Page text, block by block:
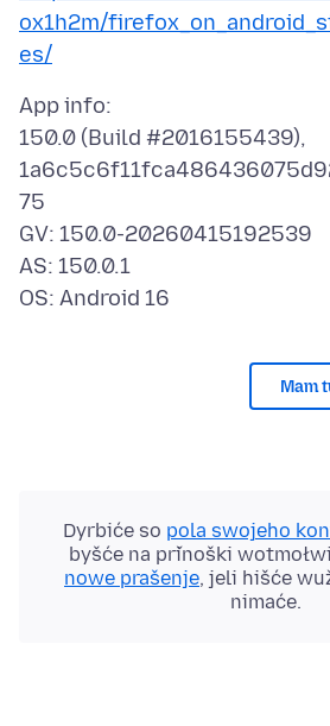
ox1h2m/
es/
App info:
150.0 (Build #2016155439),
75
GV: 150.0-20260415192539
AS: 150.0.1
Mam
Dyrbiće so pola swojeho
byšće na přinoški
nowe prašenje, jeli hišće
nimaće.